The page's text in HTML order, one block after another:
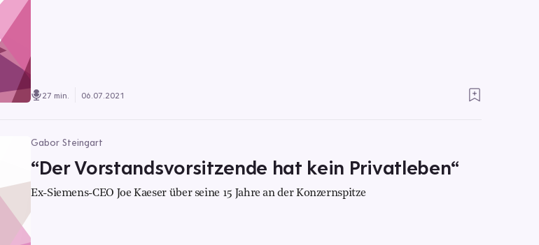
27 min. 06.07.2021
Gabor Steingart
“Der Vorstandsvorsitzende hat kein Privatleben“
Ex-Siemens-CEO Joe Kaeser über seine 15 Jahre an der Konzernspitze